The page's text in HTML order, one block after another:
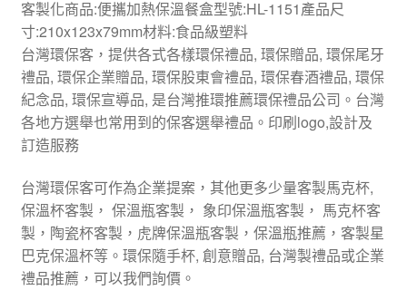
客製化商品:便攜加熱保溫餐盒型號:HL-1151產品尺
寸:210x123x79mm材料:食品級塑料
台灣環保客，提供各式各樣環保禮品, 環保贈品, 環保尾牙
禮品, 環保企業贈品, 環保股東會禮品, 環保春酒禮品, 環保
紀念品, 環保宣導品, 是台灣推環推薦環保禮品公司。台灣
各地方選舉也常用到的保客選舉禮品。印刷logo,設計及
訂造服務
台灣環保客可作為企業提案，其他更多少量客製馬克杯,
保溫杯客製， 保溫瓶客製， 象印保溫瓶客製， 馬克杯客
製，陶瓷杯客製，虎牌保溫瓶客製，保溫瓶推薦，客製星
巴克保溫杯等。環保隨手杯, 創意贈品, 台灣製禮品或企業
禮品推薦，可以我們詢價。